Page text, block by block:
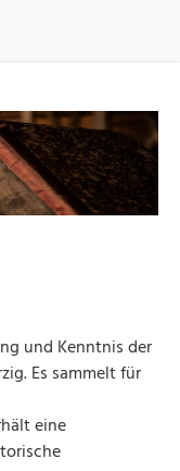
und Kenntnis der
Es sammelt für
eine